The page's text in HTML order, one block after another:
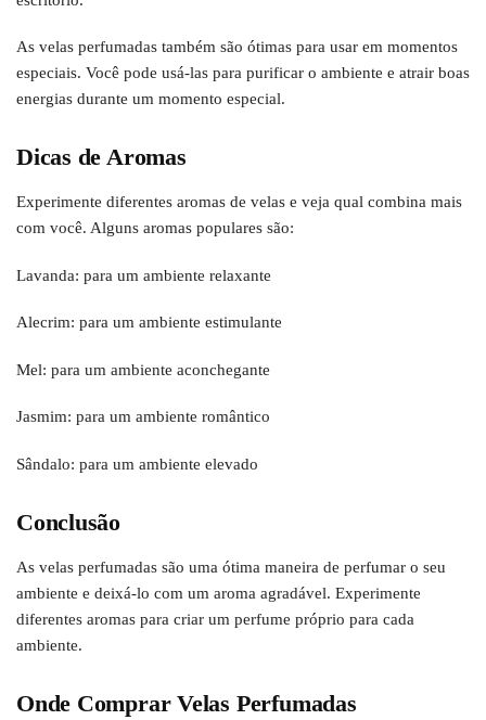
As velas perfumadas também são ótimas para usar em momentos
especiais. Você pode usá-las para purificar o ambiente e atrair boas
energias durante um momento especial.
Dicas de Aromas
Experimente diferentes aromas de velas e veja qual combina mais
com você. Alguns aromas populares são:
Lavanda: para um ambiente relaxante
Alecrim: para um ambiente estimulante
Mel: para um ambiente aconchegante
Jasmim: para um ambiente romântico
Sândalo: para um ambiente elevado
Conclusão
As velas perfumadas são uma ótima maneira de perfumar o seu
ambiente e deixá-lo com um aroma agradável. Experimente
diferentes aromas para criar um perfume próprio para cada
ambiente.
Onde Comprar Velas Perfumadas